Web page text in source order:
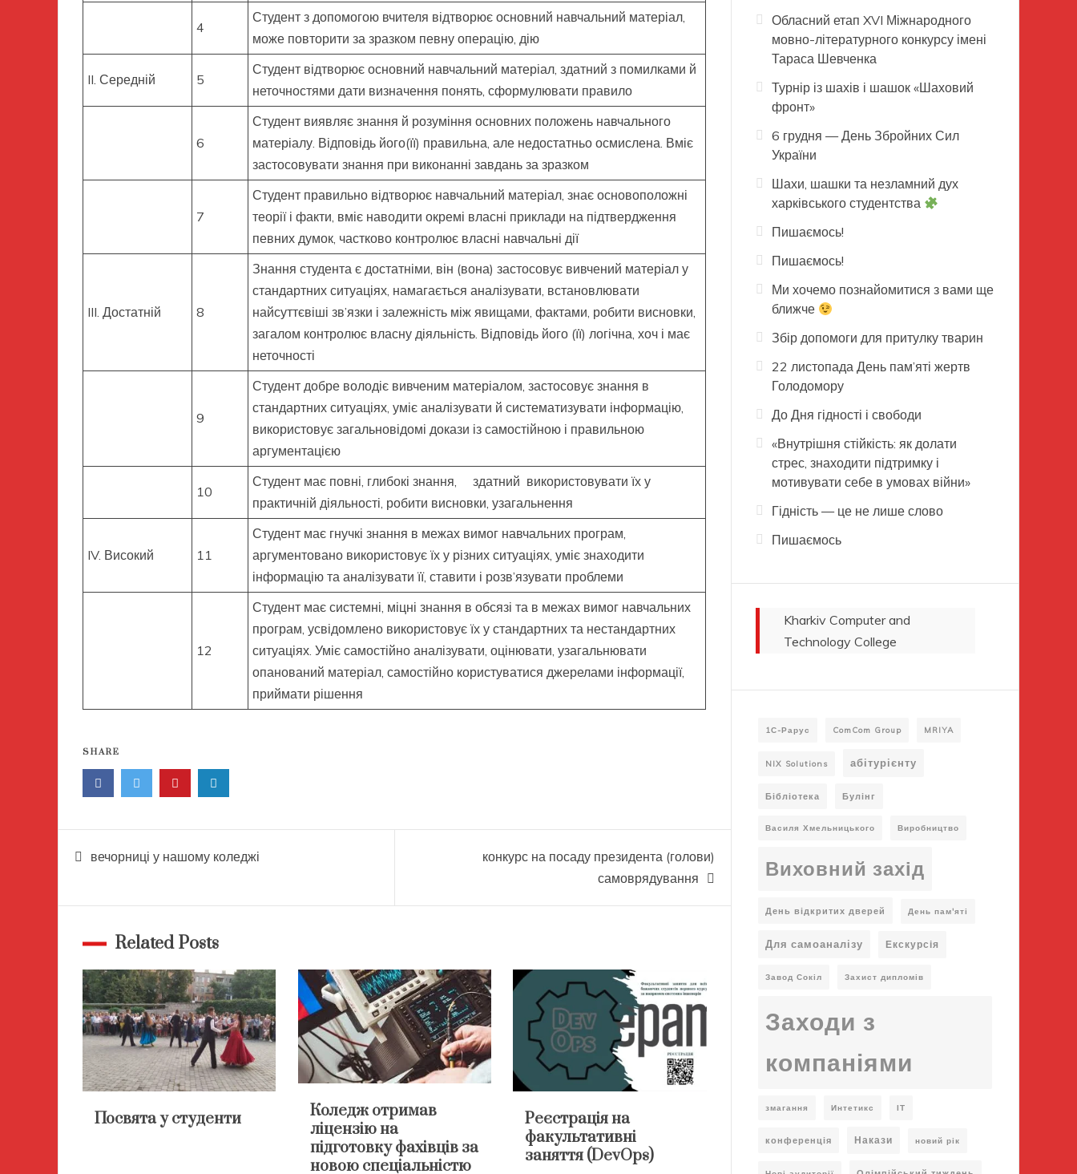
4
Студент з допомогою вчителя відтворює основний навчальний матеріал,
може повторити за зразком певну операцію, дію
II. Середній 5
Студент відтворює основний навчальний матеріал, здатний з помилками й
неточностями дати визначення понять, сформулювати правило
6
Студент виявляє знання й розуміння основних положень навчального
матеріалу. Відповідь його(її) правильна, але недостатньо осмислена. Вміє
застосовувати знання при виконанні завдань за зразком
7
Студент правильно відтворює навчальний матеріал, знає основоположні
теорії і факти, вміє наводити окремі власні приклади на підтвердження
певних думок, частково контролює власні навчальні дії
III. Достатній 8
Знання студента є достатніми, він (вона) застосовує вивчений матеріал у
стандартних ситуаціях, намагається аналізувати, встановлювати
найсуттєвіші зв’язки і залежність між явищами, фактами, робити висновки,
загалом контролює власну діяльність. Відповідь його (її) логічна, хоч і має
неточності
9
Студент добре володіє вивченим матеріалом, застосовує знання в
стандартних ситуаціях, уміє аналізувати й систематизувати інформацію,
використовує загальновідомі докази із самостійною і правильною
аргументацією
10
Студент має повні, глибокі знання, здатний використовувати їх у
практичній діяльності, робити висновки, узагальнення
IV. Високий 11
Студент має гнучкі знання в межах вимог навчальних програм,
аргументовано використовує їх у різних ситуаціях, уміє знаходити
інформацію та аналізувати її, ставити і розв’язувати проблеми
12
Студент має системні, міцні знання в обсязі та в межах вимог навчальних
програм, усвідомлено використовує їх у стандартних та нестандартних
ситуаціях. Уміє самостійно аналізувати, оцінювати, узагальнювати
опанований матеріал, самостійно користуватися джерелами інформації,
приймати рішення
SHARE
Навігація
вечорниці у нашому коледжі
конкурс на посаду президента (голови)
самоврядування
Related Posts
Посвята у студенти
Коледж отримав
ліцензію на
підготовку фахівців за
новою спеціальністю
Реєстрація на
факультативні
заняття (DevOps)
Обласний етап XVI Міжнародного
мовно-літературного конкурсу імені
Тараса Шевченка
Турнір із шахів і шашок «Шаховий
фронт»
6 грудня — День Збройних Сил
України
Шахи, шашки та незламний дух
харківського студентства
Пишаємось!
Пишаємось!
Ми хочемо познайомитися з вами ще
ближче
Збір допомоги для притулку тварин
22 листопада День пам’яті жертв
Голодомору
До Дня гідності і свободи
«Внутрішня стійкість: як долати
стрес, знаходити підтримку і
мотивувати себе в умовах війни»
Гідність — це не лише слово
Пишаємось
Kharkiv Computer and
Technology College
1С-Рарус ComCom Group MRIYA
NIX Solutions абітурієнту
Бібліотека Булінг
Василя Хмельницького Виробництво
Виховний захід
День відкритих дверей День пам'яті
Для самоаналізу Екскурсія
Завод Сокіл Захист дипломів
Заходи з
компаніями
змагання Интетикс ІТ
конференція Накази новий рік